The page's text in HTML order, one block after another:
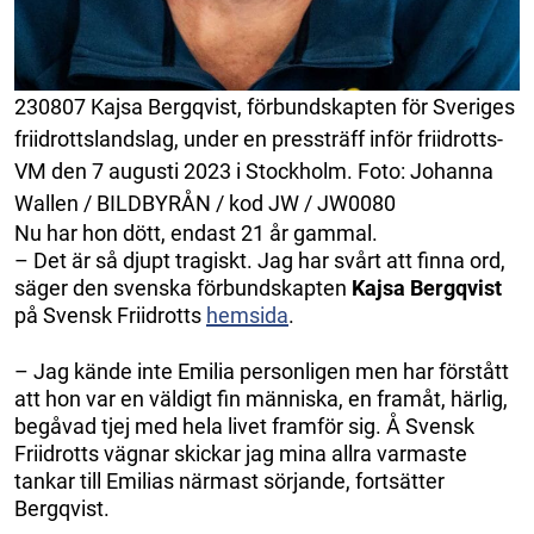
230807 Kajsa Bergqvist, förbundskapten för Sveriges
friidrottslandslag, under en pressträff inför friidrotts-
VM den 7 augusti 2023 i Stockholm. Foto: Johanna
Wallen / BILDBYRÅN / kod JW / JW0080
Nu har hon dött, endast 21 år gammal.
– Det är så djupt tragiskt. Jag har svårt att finna ord,
säger den svenska förbundskapten Kajsa Bergqvist
på Svensk Friidrotts hemsida.
– Jag kände inte Emilia personligen men har förstått
att hon var en väldigt fin människa, en framåt, härlig,
begåvad tjej med hela livet framför sig. Å Svensk
Friidrotts vägnar skickar jag mina allra varmaste
tankar till Emilias närmast sörjande, fortsätter
Bergqvist.